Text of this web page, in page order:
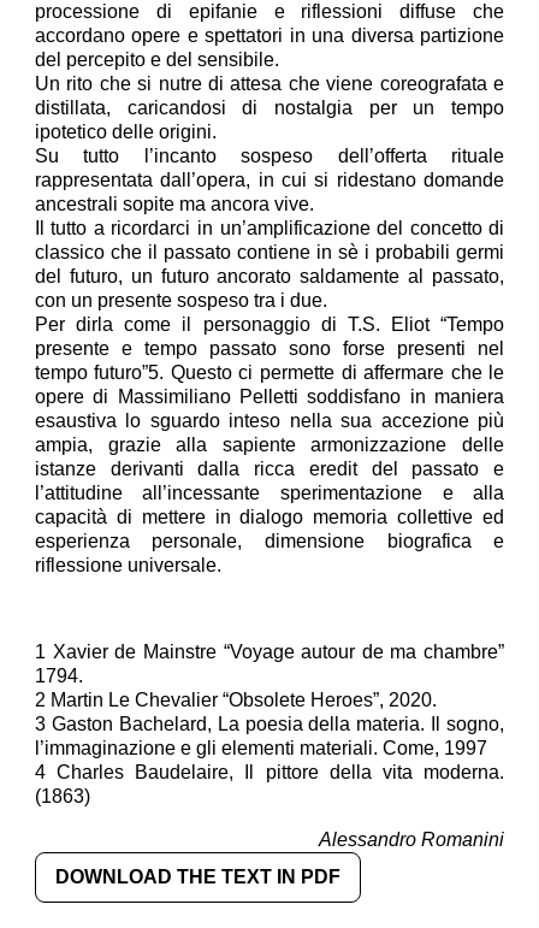
processione di epifanie e riflessioni diffuse che
accordano opere e spettatori in una diversa partizione
del percepito e del sensibile.
Un rito che si nutre di attesa che viene coreografata e
distillata, caricandosi di nostalgia per un tempo
ipotetico delle origini.
Su tutto l’incanto sospeso dell’offerta rituale
rappresentata dall’opera, in cui si ridestano domande
ancestrali sopite ma ancora vive.
Il tutto a ricordarci in un’amplificazione del concetto di
classico che il passato contiene in sè i probabili germi
del futuro, un futuro ancorato saldamente al passato,
con un presente sospeso tra i due.
Per dirla come il personaggio di T.S. Eliot “Tempo
presente e tempo passato sono forse presenti nel
tempo futuro”5. Questo ci permette di affermare che le
opere di Massimiliano Pelletti soddisfano in maniera
esaustiva lo sguardo inteso nella sua accezione più
ampia, grazie alla sapiente armonizzazione delle
istanze derivanti dalla ricca eredit del passato e
l’attitudine all’incessante sperimentazione e alla
capacità di mettere in dialogo memoria collettive ed
esperienza personale, dimensione biografica e
riflessione universale.
1 Xavier de Mainstre “Voyage autour de ma chambre”
1794.
2 Martin Le Chevalier “Obsolete Heroes”, 2020.
3 Gaston Bachelard, La poesia della materia. Il sogno,
l’immaginazione e gli elementi materiali. Come, 1997
4 Charles Baudelaire, Il pittore della vita moderna.
(1863)
Alessandro Romanini
DOWNLOAD THE TEXT IN PDF